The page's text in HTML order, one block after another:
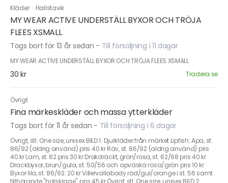
Kläder · Hallstavik
MY WEAR ACTIVE UNDERSTÄLL BYXOR OCH TRÖJA
FLEES XSMALL
Togs bort för 13 år sedan - Till försäljning i 11 dagar
MY WEAR ACTIVE UNDERSTÄLL BYXOR OCH TRÖJA FLEES XSMALL
30 kr Tradera.se
Övrigt
Fina märkeskläder och massa ytterkläder
Togs bort för 11 år sedan - Till försäljning i 6 dagar
Övrigt, stl. One size, unisex BILD 1. Djurkläder från märket Lipfish: Apa, st.
86/92 (aldrig använd) pris 40 kr Räv, st. 86/92 (aldrig använd) pris
40 kr Lam, st. 62 pris 30 kr Drakdräckt, grön/rosa, st. 62/68 pris 40 kr
Drackbyxor, brun/gula, st. 50/56 och apväska rosa/grön pris 10 kr
Byxor lila, st. 86/92: 20 kr Villervallabody röd/gul/orange i st. 56 samt